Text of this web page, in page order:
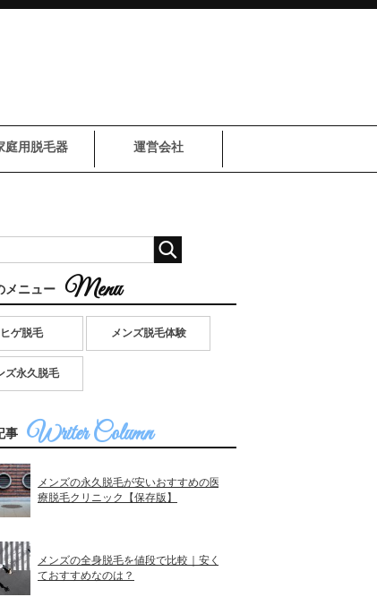
庭用脱毛器 運営会社
メニュー
ヒゲ脱毛 メンズ脱毛体験
ズ永久脱毛
事
メンズの永久脱毛が安いおすすめの医
療脱毛クリニック【保存版】
メンズの全身脱毛を値段で比較｜安く
ておすすめなのは？